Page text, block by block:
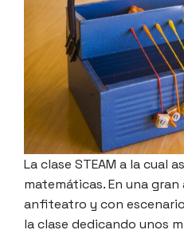
La clase STEAM a la cual
matemáticas. En una
anfiteatro y con
la clase dedicando unos